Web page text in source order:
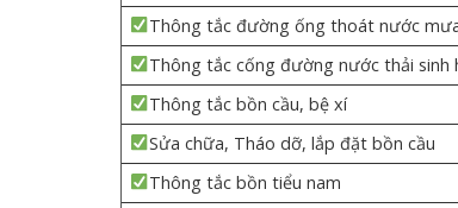
Thông tắc đường ống thoát nước
Thông tắc cống đường nước thải sinh
Thông tắc bồn cầu, bệ xí
Sửa chữa, Tháo dỡ, lắp đặt bồn cầu
Thông tắc bồn tiểu nam